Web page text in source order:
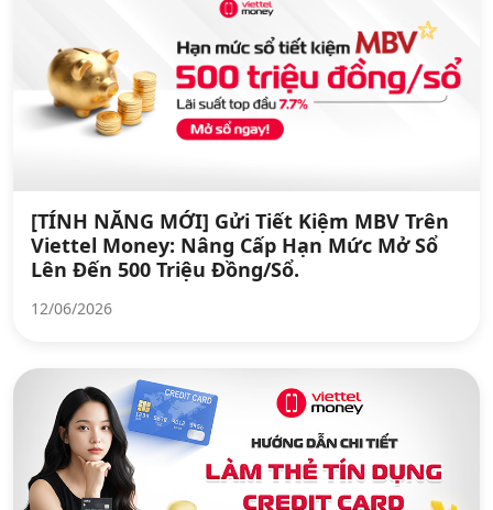
[TÍNH NĂNG MỚI] Gửi Tiết Kiệm MBV Trên
Viettel Money: Nâng Cấp Hạn Mức Mở Sổ
Lên Đến 500 Triệu Đồng/Sổ.
12/06/2026